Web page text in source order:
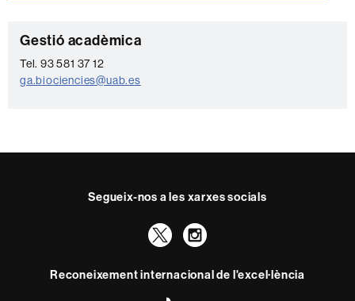
C
o
n
c
Gestió acadèmica
Tel. 93 581 37 12
ga.biociencies@uab.es
Segueix-nos a les xarxes socials
TwitterInstagram
Reconeixement internacional de l'excel·lència